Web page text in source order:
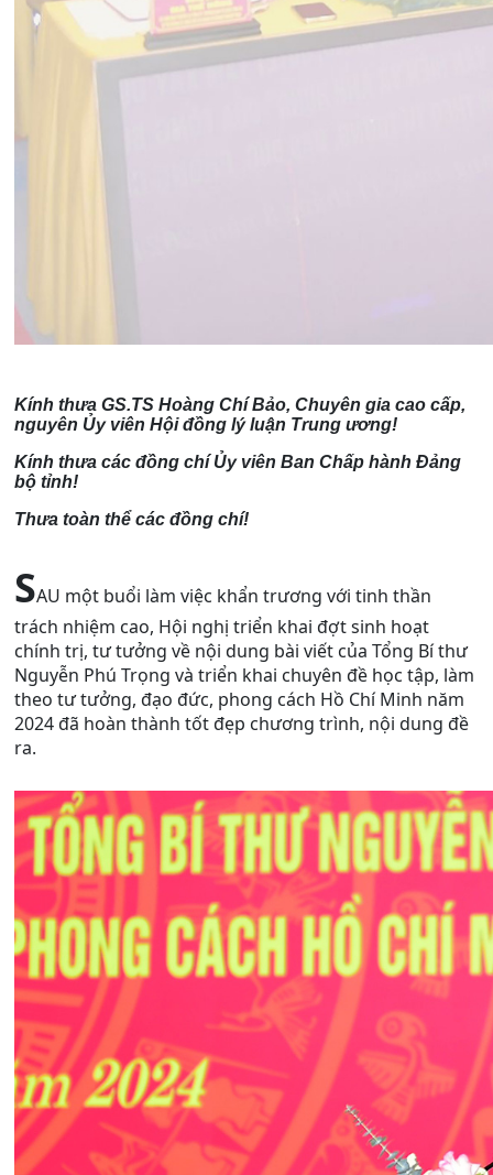
Kính thưa GS.TS Hoàng Chí Bảo, Chuyên gia cao cấp,
nguyên Ủy viên Hội đồng lý luận Trung ương!
Kính thưa các đồng chí Ủy viên Ban Chấp hành Đảng
bộ tỉnh!
Thưa toàn thể các đồng chí!
SAU một buổi làm việc khẩn trương với tinh thần
trách nhiệm cao, Hội nghị triển khai đợt sinh hoạt
chính trị, tư tưởng về nội dung bài viết của Tổng Bí thư
Nguyễn Phú Trọng và triển khai chuyên đề học tập, làm
theo tư tưởng, đạo đức, phong cách Hồ Chí Minh năm
2024 đã hoàn thành tốt đẹp chương trình, nội dung đề
ra.